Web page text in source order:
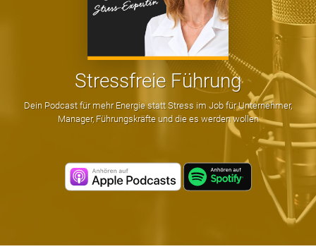
Stressfreie Führung
Dein Podcast für mehr Energie statt Stress im Job für Unternehmer,
Manager, Führungskräfte und die es werden wollen